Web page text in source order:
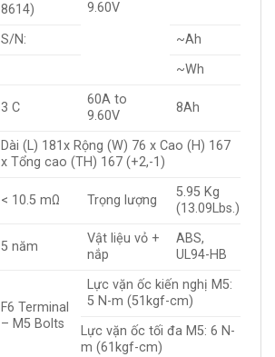
9.60V
8614)
S/N:
~Ah
~Wh
3 C
60A to
9.60V
8Ah
Dài (L) 181x Rộng (W) 76 x Cao (H) 167
x Tổng cao (TH) 167 (+2,-1)
< 10.5 mΩ Trọng lượng
5.95 Kg
(13.09Lbs.)
5 năm
Vật liệu vỏ +
nắp
ABS,
UL94-HB
F6 Terminal
– M5 Bolts
​Lực vặn ốc kiến nghị M5:
5 N-m (51kgf-cm)
Lực vặn ốc tối đa M5: 6 N-
m (61kgf-cm)